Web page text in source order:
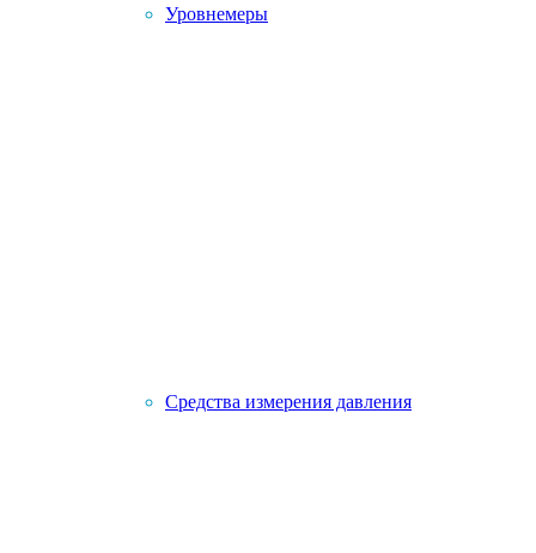
Уровнемеры
Средства измерения давления